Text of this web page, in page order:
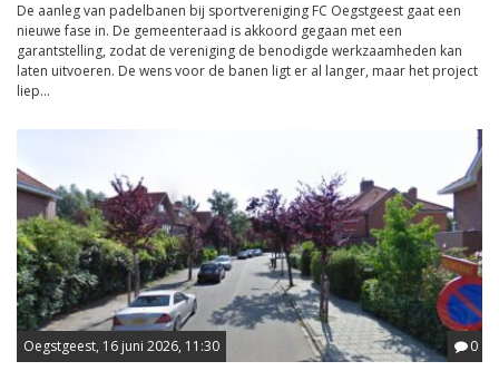
De aanleg van padelbanen bij sportvereniging FC Oegstgeest gaat een
nieuwe fase in. De gemeenteraad is akkoord gegaan met een
garantstelling, zodat de vereniging de benodigde werkzaamheden kan
laten uitvoeren. De wens voor de banen ligt er al langer, maar het project
liep...
Oegstgeest, 16 juni 2026, 11:30 0